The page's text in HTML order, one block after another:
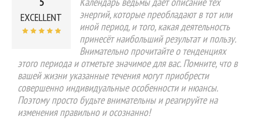
EXCELLENT
энергий, которые преобладают в тот или
иной период, и того, какая деятельность
принесёт наибольший результат и пользу.
Внимательно прочитайте о тенденциях
этого периода и отметьте значимое для вас. Помните, что в
вашей жизни указанные течения могут приобрести
совершенно индивидуальные особенности и нюансы.
Поэтому просто будьте внимательны и реагируйте на
изменения правильно и осознанно!